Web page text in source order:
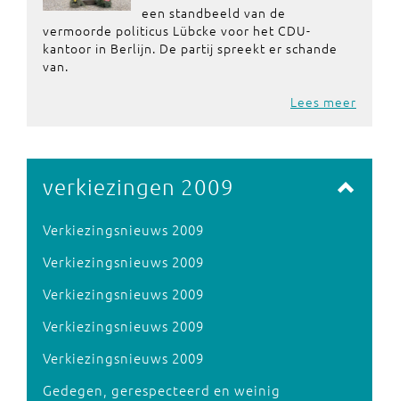
een standbeeld van de
vermoorde politicus Lübcke voor het CDU-
kantoor in Berlijn. De partij spreekt er schande
van.
Lees meer
verkiezingen 2009
Verkiezingsnieuws 2009
Verkiezingsnieuws 2009
Verkiezingsnieuws 2009
Verkiezingsnieuws 2009
Verkiezingsnieuws 2009
Gedegen, gerespecteerd en weinig